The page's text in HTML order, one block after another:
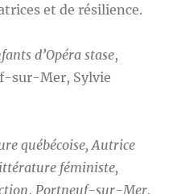
et de résilience.
d’Opéra stase,
sur-Mer, Sylvie
québécoise, Autrice
féministe,
, Portneuf-sur-Mer,